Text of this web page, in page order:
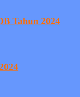
Tahun 2024